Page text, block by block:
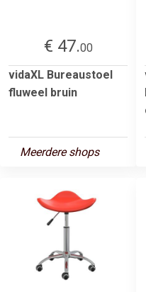
€ 47.00
vidaXL Bureaustoel
fluweel bruin
Meerdere shops